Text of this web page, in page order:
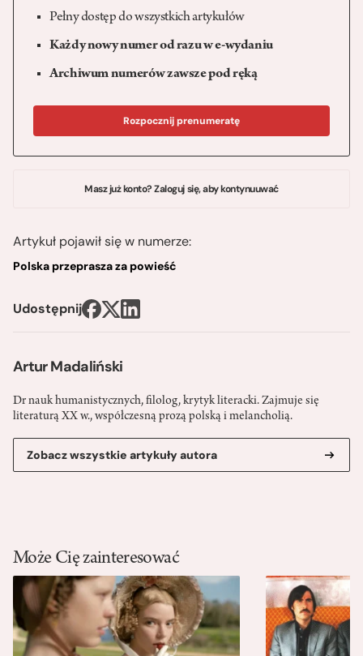
Artur Madaliński
Dr nauk humanistycznych, filolog, krytyk literacki. Zajmuje się
literaturą XX w., współczesną prozą polską i melancholią.
Zobacz wszystkie artykuły autora
Pełny dostęp do wszystkich artykułów
Każdy nowy numer od razu w e-wydaniu
Archiwum numerów zawsze pod ręką
Rozpocznij prenumeratę
Masz już konto? Zaloguj się, aby kontynuuwać
Artykuł pojawił się w numerze:
Polska przeprasza za powieść
Udostępnij
Może Cię zainteresować